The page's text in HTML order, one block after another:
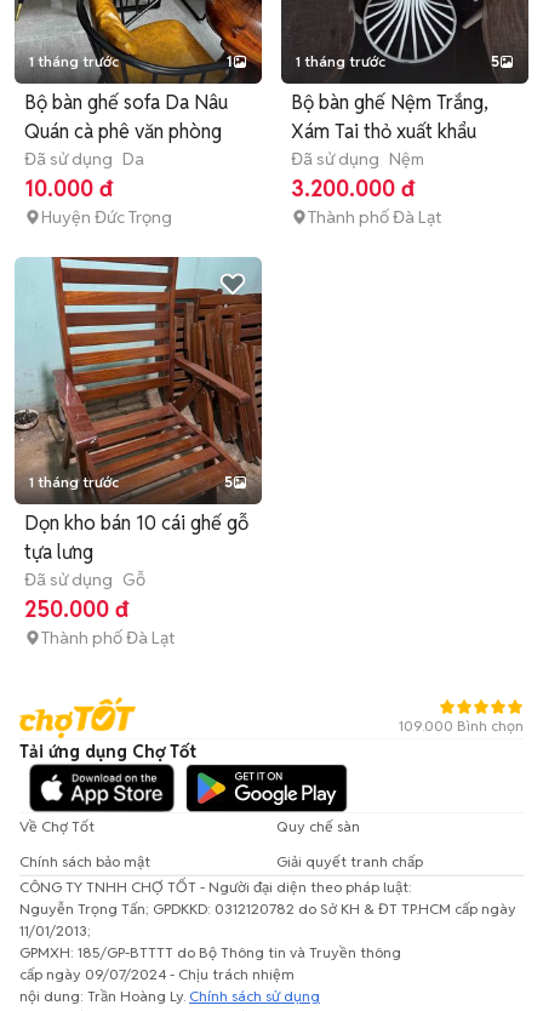
1 tháng trước 1
Bộ bàn ghế sofa Da Nâu
Quán cà phê văn phòng
Đã sử dụng Da
10.000 đ
Huyện Đức Trọng
1 tháng trước 5
Bộ bàn ghế Nệm Trắng,
Xám Tai thỏ xuất khẩu
Đã sử dụng Nệm
3.200.000 đ
Thành phố Đà Lạt
1 tháng trước 5
Dọn kho bán 10 cái ghế gỗ
tựa lưng
Đã sử dụng Gỗ
250.000 đ
Thành phố Đà Lạt
109.000 Bình chọn
Tải ứng dụng Chợ Tốt
Về Chợ Tốt
Quy chế sàn
Chính sách bảo mật
Giải quyết tranh chấp
CÔNG TY TNHH CHỢ TỐT - Người đại diện theo pháp luật:
Nguyễn Trọng Tấn; GPDKKD: 0312120782 do Sở KH & ĐT TP.HCM cấp ngày
11/01/2013;
GPMXH: 185/GP-BTTTT do Bộ Thông tin và Truyền thông
cấp ngày 09/07/2024 - Chịu trách nhiệm
nội dung: Trần Hoàng Ly. Chính sách sử dụng